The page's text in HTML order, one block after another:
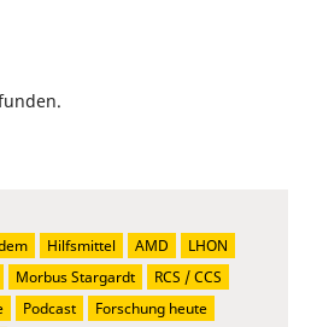
Hilfsmittel AMD
LHON
Morbus Stargardt
RCS / CCS
Podcast
Forschung heute